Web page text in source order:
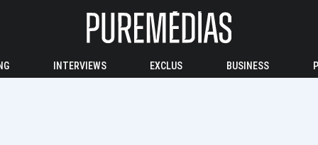
INTERVIEWS EXCLUS BUSINESS